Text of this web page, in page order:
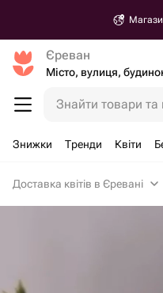
Єреван
Місто, вулиця,
Знайти товари та
Знижки Тренди Квіти
Доставка квітів в Єревані